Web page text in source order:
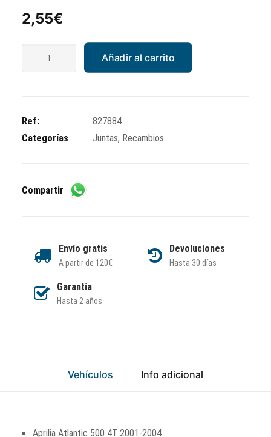
2,55€
400-
500
Añadir al carrito
Ref:
827884
Categorías
Juntas, Recambios
Compartir
Envío gratis
A partir de 120€
Devoluciones
Hasta 30 días
Garantía
Hasta 2 años
Vehículos Info adicional
Aprilia Atlantic 500 4T 2001-2004